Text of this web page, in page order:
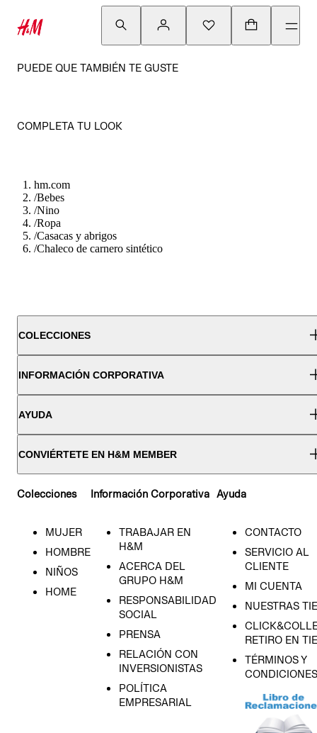
PUEDE QUE TAMBIÉN TE GUSTE
COMPLETA TU LOOK
hm.com
/Bebes
/Nino
/Ropa
/Casacas y abrigos
/Chaleco de carnero sintético
COLECCIONES
INFORMACIÓN CORPORATIVA
AYUDA
CONVIÉRTETE EN H&M MEMBER
Colecciones
MUJER
HOMBRE
NIÑOS
HOME
Información Corporativa
TRABAJAR EN
H&M
ACERCA DEL
GRUPO H&M
RESPONSABILIDAD
SOCIAL
PRENSA
RELACIÓN CON
INVERSIONISTAS
POLÍTICA
EMPRESARIAL
Ayuda
CONTACTO
SERVICIO AL
CLIENTE
MI CUENTA
NUESTRAS
RETIRO EN
TÉRMINOS Y
CONDICIONES